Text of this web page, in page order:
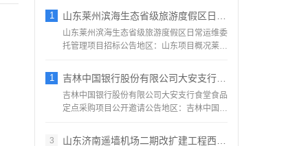
1 山东莱州滨海生态省级旅游度假区日常运维委
山东莱州滨海生态省级旅游度假区日常运维委
托管理项目招标公告地区：山东项目概况莱州
1 吉林中国银行股份有限公司大安支行食堂食品
吉林中国银行股份有限公司大安支行食堂食品
定点采购项目公开邀请公告地区：吉林中国银
3
山东济南遥墙机场二期改扩建工程西飞行区场